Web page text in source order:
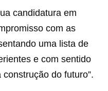
candidatura em
com as
uma lista de
e com sentido
do futuro”.